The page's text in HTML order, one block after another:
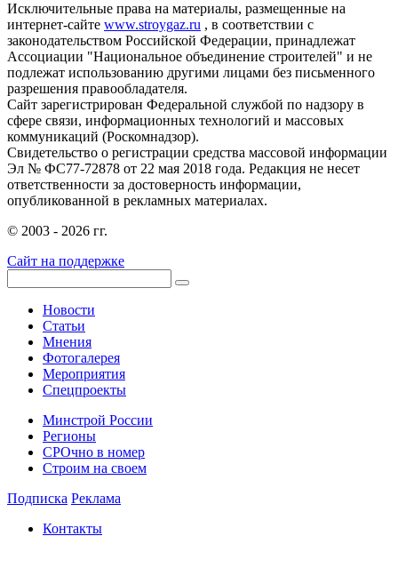
Исключительные права на материалы, размещенные на
интернет-сайте www.stroygaz.ru , в соответствии с
законодательством Российской Федерации, принадлежат
Ассоциации "Национальное объединение строителей" и не
подлежат использованию другими лицами без письменного
разрешения правообладателя.
Сайт зарегистрирован Федеральной службой по надзору в
сфере связи, информационных технологий и массовых
коммуникаций (Роскомнадзор).
Свидетельство о регистрации средства массовой информации
Эл № ФС77-72878 от 22 мая 2018 года. Редакция не несет
ответственности за достоверность информации,
опубликованной в рекламных материалах.
© 2003 - 2026 гг.
Сайт на поддержке
Новости
Статьи
Мнения
Фотогалерея
Мероприятия
Спецпроекты
Минстрой России
Регионы
СРОчно в номер
Строим на своем
Подписка Реклама
Контакты